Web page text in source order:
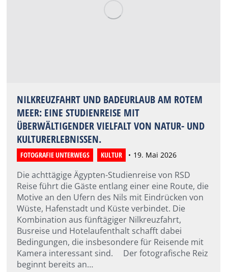
NILKREUZFAHRT UND BADEURLAUB AM ROTEM
MEER: EINE STUDIENREISE MIT
ÜBERWÄLTIGENDER VIELFALT VON NATUR- UND
KULTURERLEBNISSEN.
FOTOGRAFIE UNTERWEGS KULTUR 19. Mai 2026
Die achttägige Ägypten-Studienreise von RSD
Reise führt die Gäste entlang einer eine Route, die
Motive an den Ufern des Nils mit Eindrücken von
Wüste, Hafenstadt und Küste verbindet. Die
Kombination aus fünftägiger Nilkreuzfahrt,
Busreise und Hotelaufenthalt schafft dabei
Bedingungen, die insbesondere für Reisende mit
Kamera interessant sind. Der fotografische Reiz
beginnt bereits an…